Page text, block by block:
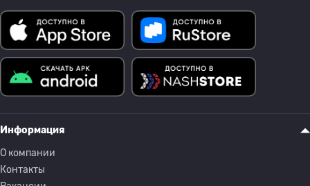
Информация
О компании
Контакты